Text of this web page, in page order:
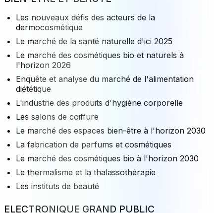
Les nouveaux défis des acteurs de la
dermocosmétique
Le marché de la santé naturelle d'ici 2025
Le marché des cosmétiques bio et naturels à
l'horizon 2026
Enquête et analyse du marché de l'alimentation
diététique
L'industrie des produits d'hygiène corporelle
Les salons de coiffure
Le marché des espaces bien-être à l'horizon 2030
La fabrication de parfums et cosmétiques
Le marché des cosmétiques bio à l'horizon 2030
Le thermalisme et la thalassothérapie
Les instituts de beauté
ELECTRONIQUE GRAND PUBLIC